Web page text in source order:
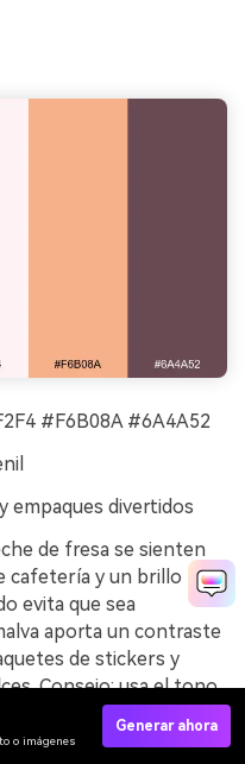
#F6B08A #6A4A52
empaques divertidos
de fresa se sienten
cafetería y un brillo
evita que sea
aporta un contraste
de stickers y
Consejo: usa el tono
y el más oscuro para
para mayor
o imágenes
Generar ahora